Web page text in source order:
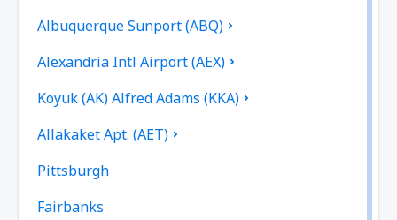
Albuquerque Sunport (ABQ)
Alexandria Intl Airport (AEX)
Koyuk (AK) Alfred Adams (KKA)
Allakaket Apt. (AET)
Pittsburgh
Fairbanks